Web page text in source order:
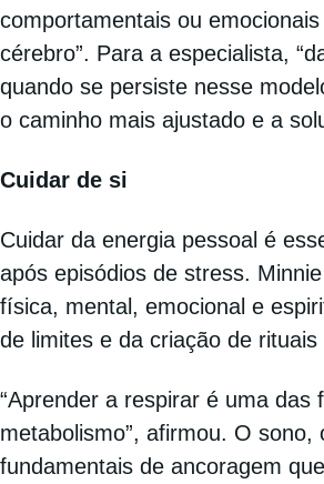
comportamentais ou
cérebro”. Para a especialista,
quando se persiste nesse
o caminho mais ajustado e a
Cuidar de si
Cuidar da energia pessoal é
após episódios de stress.
física, mental, emocional e
de limites e da criação de
“Aprender a respirar é uma
metabolismo”, afirmou. O
fundamentais de ancoragem